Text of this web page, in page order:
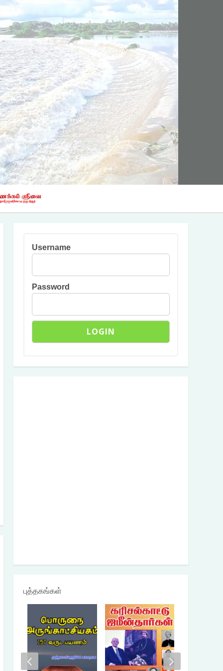
Username
Password
புத்தகங்கள்